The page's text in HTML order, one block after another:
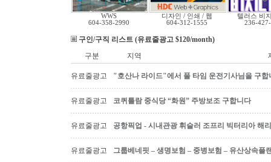
WWS
604-358-2990
디자인 / 인쇄 / 웹
604-312-1555
텔러스 비
236-
구인/구직 리스트 (유료줄광고 $120/month)
구분
지역
유료줄광고 "호산나 라이드"에서 풀 타임 운전기사님을 구합
유료줄광고 코퀴틀람 중식당 “화원” 주방보조 구합니다
유료줄광고 공항픽업 - 시내관광 휘슬러 조프리 빅터리아 해
유료줄광고 그룹베네핏 – 생명보험 – 중병보험 – 유산상속플